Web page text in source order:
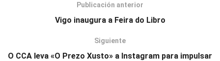
Publicación anterior
Vigo inaugura a Feira do Libro
Siguiente
O CCA leva «O Prezo Xusto» a Instagram para impulsar